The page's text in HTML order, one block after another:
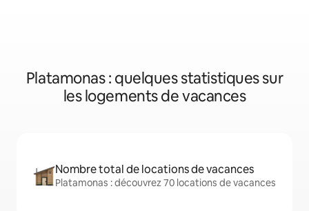
Platamonas : quelques statistiques sur
les logements de vacances
Nombre total de locations de vacances
Platamonas : découvrez 70 locations de vacances